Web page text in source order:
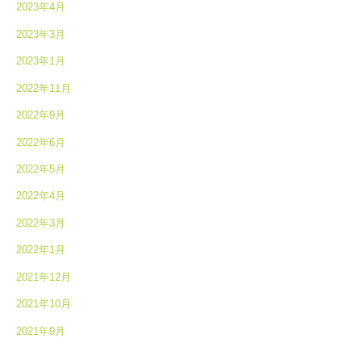
2023年4月
2023年3月
2023年1月
2022年11月
2022年9月
2022年6月
2022年5月
2022年4月
2022年3月
2022年1月
2021年12月
2021年10月
2021年9月